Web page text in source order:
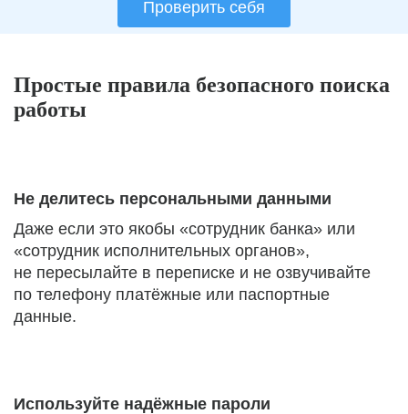
Проверить себя
Простые правила безопасного поиска
работы
Не делитесь персональными данными
Даже если это якобы «сотрудник банка» или
«сотрудник исполнительных органов»,
не пересылайте в переписке и не озвучивайте
по телефону платёжные или паспортные
данные.
Используйте надёжные пароли